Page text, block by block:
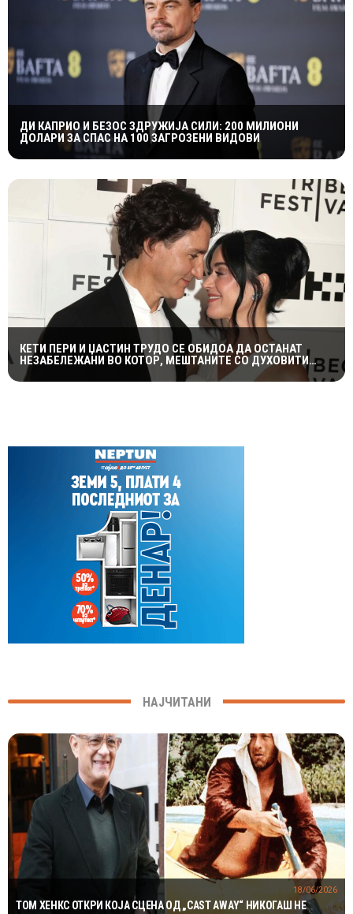
ДИ КАПРИО И БЕЗОС ЗДРУЖИЈА СИЛИ: 200 МИЛИОНИ
ДОЛАРИ ЗА СПАС НА 100 ЗАГРОЗЕНИ ВИДОВИ
КЕТИ ПЕРИ И ЏАСТИН ТРУДО СЕ ОБИДОА ДА ОСТАНАТ
НЕЗАБЕЛЕЖАНИ ВО КОТОР, МЕШТАНИТЕ СО ДУХОВИТИ
РЕАКЦИИ: „НИКОЈ НЕ БИ ГИ ПРЕПОЗНАЛ“
НАЈЧИТАНИ
ТОМ ХЕНКС ОТКРИ КОЈА СЦЕНА ОД „CAST AWAY“ НИКОГАШ НЕ
18/06/2026